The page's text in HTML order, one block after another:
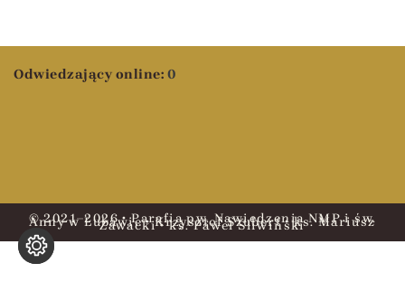
Odwiedzający online: 0
© 2021–2026 • Parafia pw. Nawiedzenia NMP i św.
Anny w Lubawie • Krzysztof Szubert • ks. Mariusz
Zawacki • ks. Paweł Śliwiński